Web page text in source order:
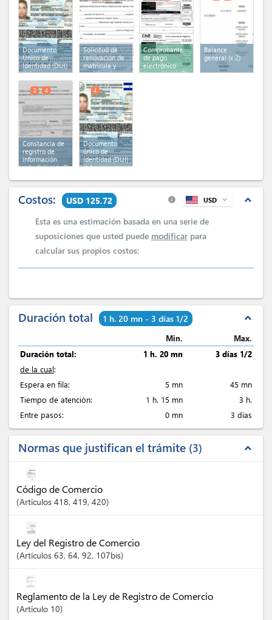
natural)(x 2)
Documento
Único de
Identidad (DUI)
del
comerciante
individual
Solicitud de
renovación de
matrícula y
registro de
locales
(persona
jurídica)(x 2)
Comprobante
de pago
electrónico
(pagadito)(x 2)
Balance
general (x 2)
Constancia de
registro de
información
estadística(x 2)
2 4
Documento
único de
identidad (DUI)
del
legal
4
Costos: USD 125.72 expand_less
info USD expand_more
Esta es una estimación basada en una serie de
suposiciones que usted puede modificar para
calcular sus propios costos:
Duración total 1 h. 20 mn - 3 días 1/2 expand_less
Min.
Max.
Duración total:
1 h. 20 mn
3 días 1/2
de la cual:
Espera en fila:
5 mn
45 mn
Tiempo de atención:
1 h. 15 mn
3 h.
Entre pasos:
0 mn 3 días
Normas que justifican el trámite 3 expand_less
Código de Comercio
Artículos 418, 419, 420
Ley del Registro de Comercio
Artículos 63, 64, 92, 107bis
Reglamento de la Ley de Registro de Comercio
Artículo 10